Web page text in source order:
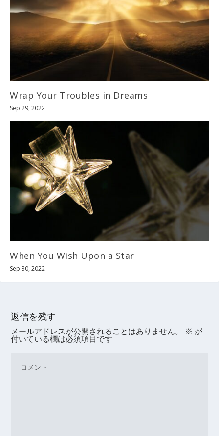
Wrap Your Troubles in Dreams
Sep 29, 2022
When You Wish Upon a Star
Sep 30, 2022
返信を残す
メールアドレスが公開されることはありません。 ※ が
付いている欄は必須項目です